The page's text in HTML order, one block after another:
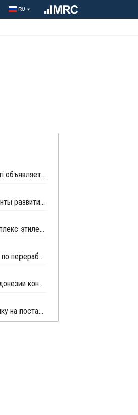
RU
Индонезийская компания Chandra Asri объявляет форс-мажор в связи с перебоями в поставках сырья
Lotte Chemical рассматривает варианты развития дочернего предприятия на фоне запуска производства олефинов
Lotte Chemical запустила новый комплекс этилена и пропилена в Малайзии
Индонезия и Китай создадут проект по переработке угля в химикаты
Lotte Chemical Titan заключила в Индонезии контракт на USD3 млрд на поставку этилена
Lotte Chemical Titan заключает сделку на поставку этилена на сумму USD2,9 млрд в Индонезию